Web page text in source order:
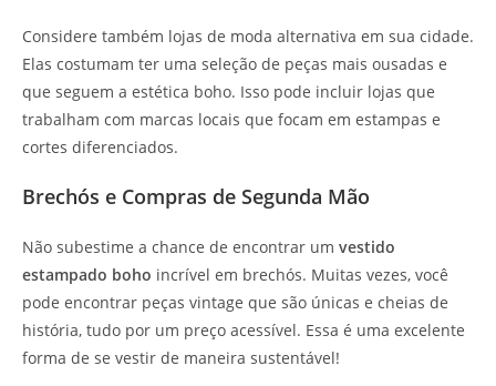
Considere também lojas de moda alternativa em sua cidade.
Elas costumam ter uma seleção de peças mais ousadas e
que seguem a estética boho. Isso pode incluir lojas que
trabalham com marcas locais que focam em estampas e
cortes diferenciados.
Brechós e Compras de Segunda Mão
Não subestime a chance de encontrar um vestido
estampado boho incrível em brechós. Muitas vezes, você
pode encontrar peças vintage que são únicas e cheias de
história, tudo por um preço acessível. Essa é uma excelente
forma de se vestir de maneira sustentável!